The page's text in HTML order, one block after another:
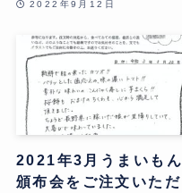
2022年9月12日
2021年3月うまいもん
頒布会をご注文いただ